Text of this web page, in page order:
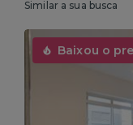
Similar a sua busca
Baixou o